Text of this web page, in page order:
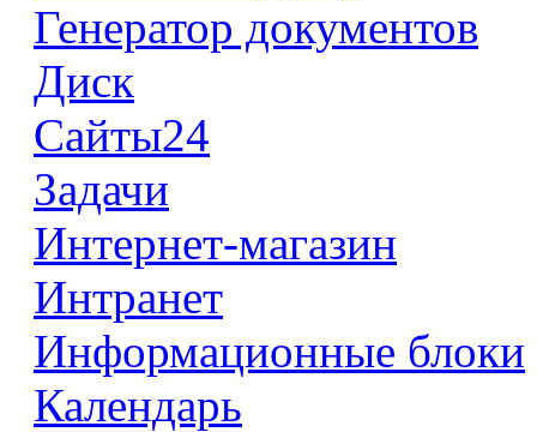
Генератор документов
Диск
Сайты24
Задачи
Интернет-магазин
Интранет
Информационные блоки
Календарь